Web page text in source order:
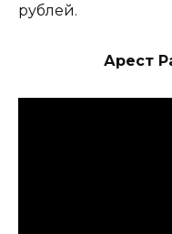
рублей.
Арест